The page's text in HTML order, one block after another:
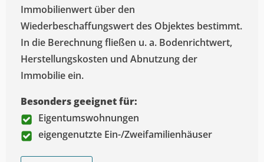
Immobilienwert über den
Wiederbeschaffungswert des Objektes bestimmt.
In die Berechnung fließen u. a. Bodenrichtwert,
Herstellungskosten und Abnutzung der
Immobilie ein.
Besonders geeignet für:
Eigentumswohnungen
eigengenutzte Ein-/Zweifamilienhäuser